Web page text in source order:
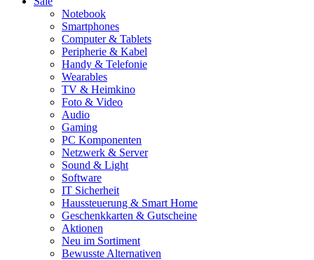
Notebook
Smartphones
Computer & Tablets
Peripherie & Kabel
Handy & Telefonie
Wearables
TV & Heimkino
Foto & Video
Audio
Gaming
PC Komponenten
Netzwerk & Server
Sound & Light
Software
IT Sicherheit
Haussteuerung & Smart Home
Geschenkkarten & Gutscheine
Aktionen
Neu im Sortiment
Bewusste Alternativen